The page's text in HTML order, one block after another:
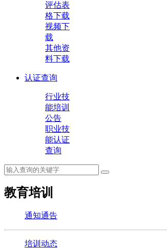
评估表
格下载
视频下
载
其他资
料下载
认证查询
行业技
能培训
公告
职业技
能认证
查询
教育培训
通知通告
培训动态